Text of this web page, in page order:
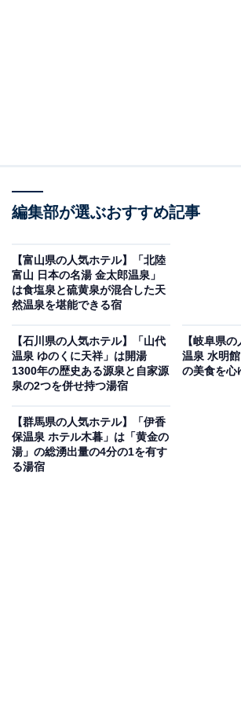
いもの部
Amazonのセール商品から売れ筋ランキングまで
のがもっと楽しく、もっとお得になる情報をお届
※本記事で紹介している商品の購入やサービスの利用
オールアバウトに還元されることがあります。
編集部が選ぶおすすめ記事
【富山県の人気ホテル】「北陸
富山 日本の名湯 金太郎温泉」
は食塩泉と硫黄泉が混合した天
然温泉を堪能できる宿
【石川県の人気ホテル】「山代
温泉 ゆのくに天祥」は開湯
1300年の歴史ある源泉と自家源
泉の2つを併せ持つ湯宿
【岐阜県
温泉 水明
の美食を心
【群馬県の人気ホテル】「伊香
保温泉 ホテル木暮」は「黄金の
湯」の総湧出量の4分の1を有す
る湯宿